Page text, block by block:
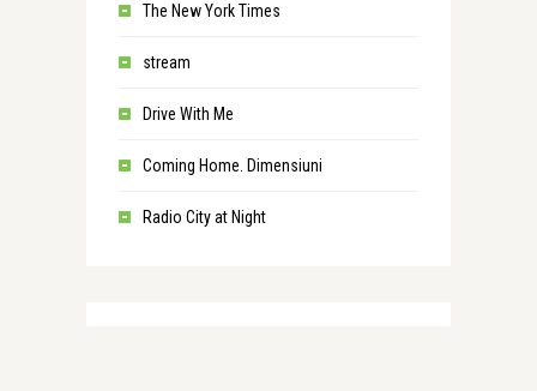
The New York Times
stream
Drive With Me
Coming Home. Dimensiuni
Radio City at Night